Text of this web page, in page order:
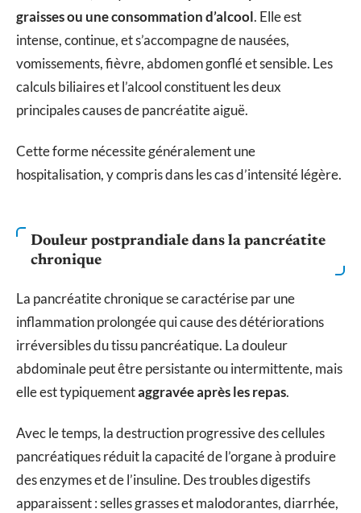
graisses ou une consommation d’alcool. Elle est
intense, continue, et s’accompagne de nausées,
vomissements, fièvre, abdomen gonflé et sensible. Les
calculs biliaires et l’alcool constituent les deux
principales causes de pancréatite aiguë.
Cette forme nécessite généralement une
hospitalisation, y compris dans les cas d’intensité légère.
Douleur postprandiale dans la pancréatite
chronique
La pancréatite chronique se caractérise par une
inflammation prolongée qui cause des détériorations
irréversibles du tissu pancréatique. La douleur
abdominale peut être persistante ou intermittente, mais
elle est typiquementaggravée après les repas.
Avec le temps, la destruction progressive des cellules
pancréatiques réduit la capacité de l’organe à produire
des enzymes et de l’insuline. Des troubles digestifs
apparaissent : selles grasses et malodorantes, diarrhée,